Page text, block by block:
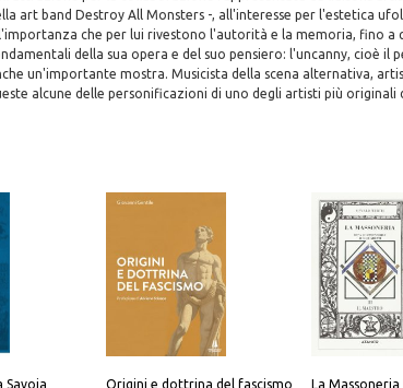
art band Destroy All Monsters -, all'interesse per l'estetica
che per lui rivestono l'autorità e la memoria, fino a
della sua opera e del suo pensiero: l'uncanny, cioè il
un'importante mostra. Musicista della scena alternativa,
alcune delle personificazioni di uno degli artisti più originali
Savoia Origini e dottrina del fascismo